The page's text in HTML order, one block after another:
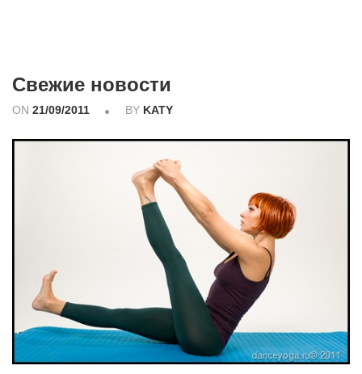
Свежие новости
ON 21/09/2011 BY KATY